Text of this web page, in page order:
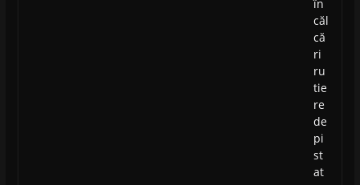
în
căl
că
ri
ru
tie
re
de
pi
st
at